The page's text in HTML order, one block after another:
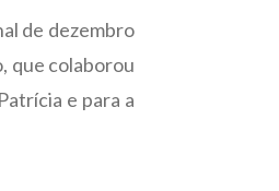
de dezembro
que colaborou
e para a